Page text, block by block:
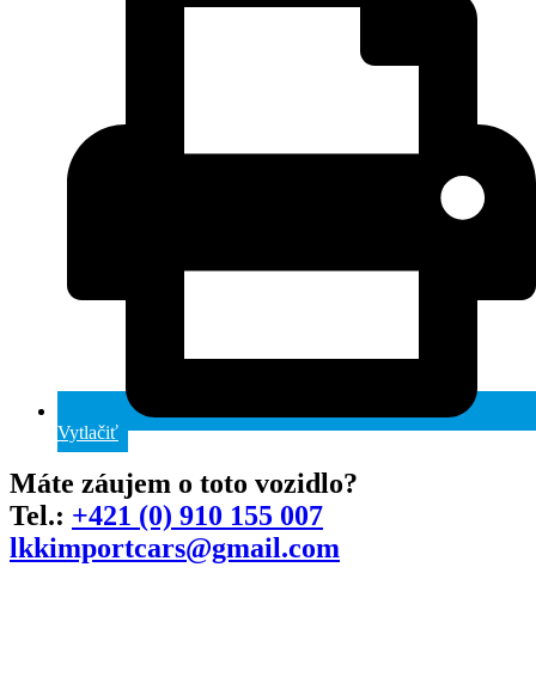
Vytlačiť
Máte záujem o toto vozidlo?
Tel.: +421 (0) 910 155 007
lkkimportcars@gmail.com